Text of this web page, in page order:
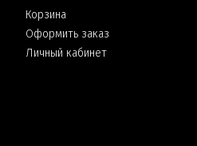
Корзина
Оформить заказ
Личный кабинет